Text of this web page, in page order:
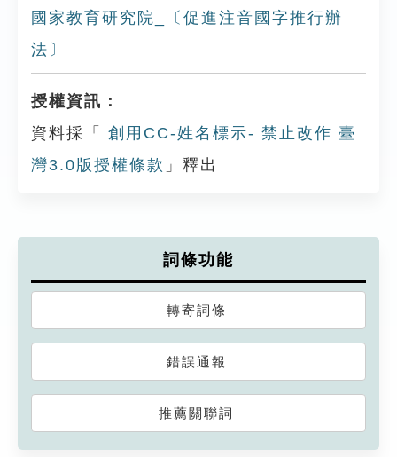
國家教育研究院_〔促進注音國字推行辦
法〕
授權資訊：
資料採「
創用CC-姓名標示- 禁止改作 臺
灣3.0版授權條款 」釋出
詞條功能
轉寄詞條
錯誤通報
推薦關聯詞